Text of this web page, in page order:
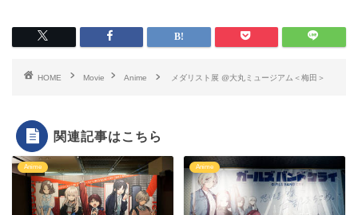
HOME Movie Anime メダリスト展 @大丸ミュージアム＜梅田＞
関連記事はこちら
Anime Anime